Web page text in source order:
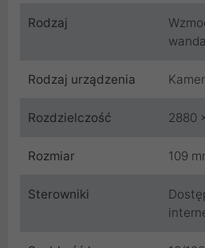
Rodzaj
Rodzaj urządzenia
Rozdzielczość 2880
Rozmiar 109
Sterowniki